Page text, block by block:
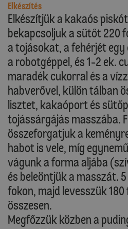
Elkészítés
Elkészítjük a kakaós
bekapcsoljuk a sütőt 220
a tojásokat, a fehérjét
a robotgéppel, és 1-2 ek.
maradék cukorral és a
habverővel, külön tálban
lisztet, kakaóport és
tojássárgájás masszába.
összeforgatjuk a
habot is vele, míg
vágunk a forma aljába
és beleöntjük a masszát.
fokon, majd levesszük
összesen.
Megfőzzük közben a